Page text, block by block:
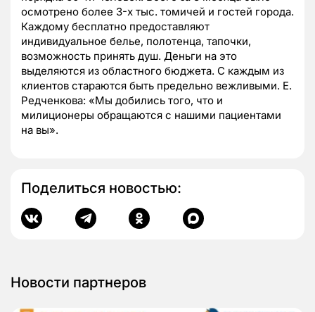
осмотрено более 3-х тыс. томичей и гостей города.
Каждому бесплатно предоставляют
индивидуальное белье, полотенца, тапочки,
возможность принять душ. Деньги на это
выделяются из областного бюджета. С каждым из
клиентов стараются быть предельно вежливыми. Е.
Редченкова: «Мы добились того, что и
милиционеры обращаются с нашими пациентами
на вы».
Поделиться новостью:
Новости партнеров